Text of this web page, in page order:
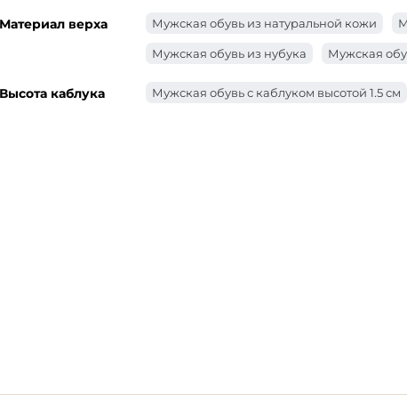
Материал верха Мужская обувь из натуральной кожи
Мужская обувь из нубука Мужская
Высота каблука Мужская обувь с каблуком высотой 1.5 см